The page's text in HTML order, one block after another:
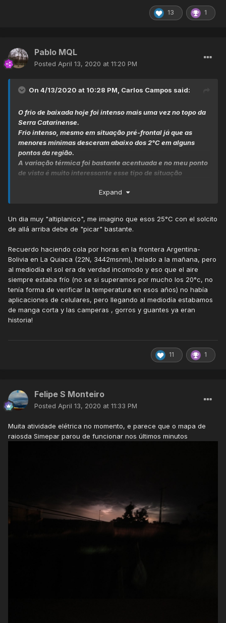
13 1
Pablo MQL
Posted April 13, 2020 at 11:20 PM
On 4/13/2020 at 10:28 PM, Carlos Campos said:
O frio de baixada hoje foi intenso mais uma vez no topo da
Serra Catarinense.
Frio intenso, mesmo em situação pré-frontal já que as
menores mínimas desceram abaixo dos 2°C em alguns
pontos da região.
A variação térmica foi bastante acentuada e no meu ponto
de vista é muito interessante esse tipo de situação
variações num curto espaço de tempo eu me sinto
principalmente nesta) foi excepcionalmente incrível. Keria
estar lá pra acompanhar essa loucura térmica: gelo ao
Expand
Un dia muy "altiplanico", me imagino que esos 25°C con el solcito
de allá arriba debe de "picar" bastante.
Recuerdo haciendo cola por horas en la frontera Argentina-
Bolivia en La Quiaca (22N, 3442msnm), helado a la mañana, pero
al mediodía el sol era de verdad incomodo y eso que el aire
siempre estaba frío (no se si superamos por mucho los 20°c, no
tenía forma de verificar la temperatura en esos años) no había
aplicaciones de celulares, pero llegando al mediodía estabamos
de manga corta y las camperas , gorros y guantes ya eran
historia!
11 1
Felipe S Monteiro
Posted April 13, 2020 at 11:33 PM
Muita atividade elétrica no momento, e parece que o mapa de
raiosda Simepar parou de funcionar nos últimos minutos